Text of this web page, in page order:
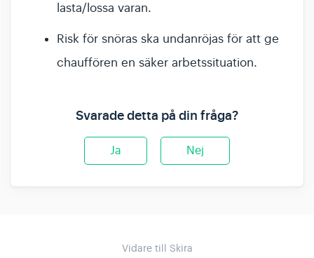
lasta/lossa varan.
Risk för snöras ska undanröjas för att ge
chauffören en säker arbetssituation.
Svarade detta på din fråga?
Ja Nej
Vidare till Skira